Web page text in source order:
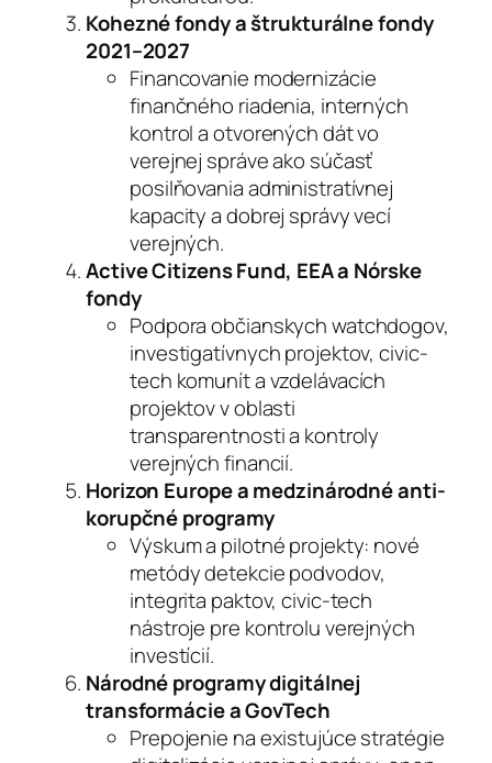
Kohezné fondy a štrukturálne fondy
2021–2027
Financovanie modernizácie
finančného riadenia, interných
kontrol a otvorených dát vo
verejnej správe ako súčasť
posilňovania administratívnej
kapacity a dobrej správy vecí
verejných.
Active Citizens Fund, EEA a Nórske
fondy
Podpora občianskych watchdogov,
investigatívnych projektov, civic-
tech komunít a vzdelávacích
projektov v oblasti
transparentnosti a kontroly
verejných financií.
Horizon Europe a medzinárodné anti-
korupčné programy
Výskum a pilotné projekty: nové
metódy detekcie podvodov,
integrita paktov, civic-tech
nástroje pre kontrolu verejných
investícií.
Národné programy digitálnej
transformácie a GovTech
Prepojenie na existujúce stratégie